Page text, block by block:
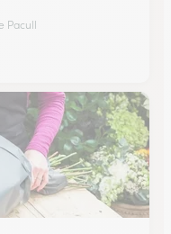
Pacull